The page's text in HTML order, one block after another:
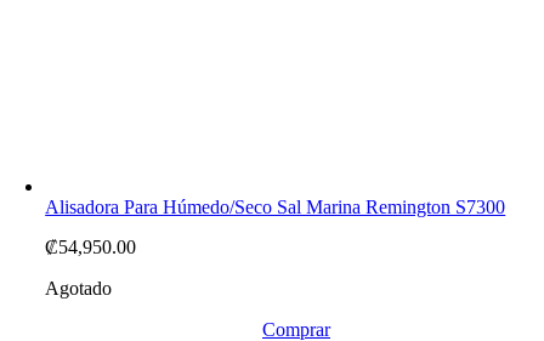
Alisadora Para Húmedo/Seco Sal Marina Remington S7300
₡54,950.00
Agotado
Comprar